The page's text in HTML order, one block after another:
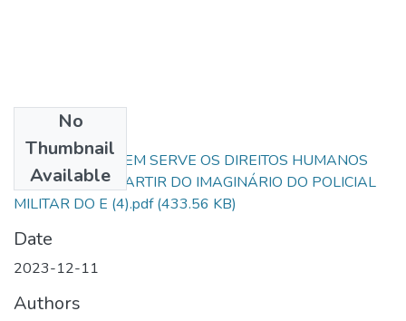
No
Thumbnail
Available
O QUE É E A QUEM SERVE OS DIREITOS HUMANOS
DISCUSSÃO A PARTIR DO IMAGINÁRIO DO POLICIAL
MILITAR DO E (4).pdf(433.56 KB)
Date
2023-12-11
Authors